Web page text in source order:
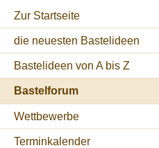
Zur Startseite
die neuesten Bastelideen
Bastelideen von A bis Z
Bastelforum
Wettbewerbe
Terminkalender